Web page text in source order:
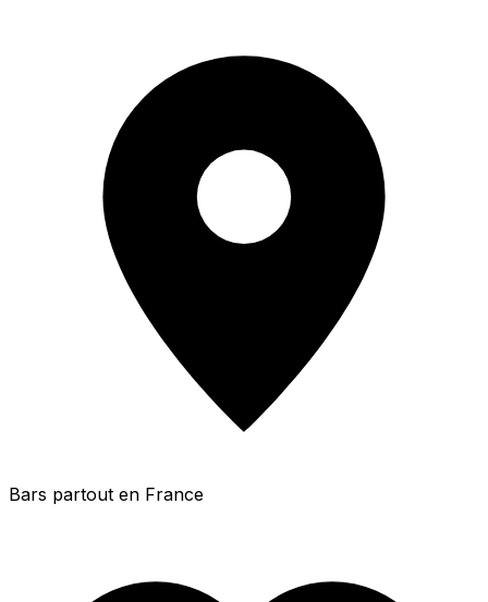
Bars partout en France